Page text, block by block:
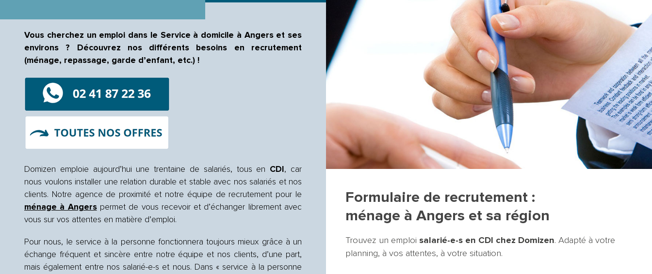
Vous cherchez un emploi dans le Service à domicile à Angers et ses
environs ? Découvrez nos différents besoins en recrutement
(ménage, repassage, garde d’enfant, etc.) !
Domizen emploie aujourd’hui une trentaine de salariés, tous en CDI, car
nous voulons installer une relation durable et stable avec nos salariés et nos
clients. Notre agence de proximité et notre équipe de recrutement pour le
ménage à Angerspermet de vous recevoir et d’échanger librement avec
vous sur vos attentes en matière d’emploi.
Pour nous, le service à la personne fonctionnera toujours mieux grâce à un
échange fréquent et sincère entre notre équipe et nos clients, d’une part,
mais également entre nos salarié-e-s et nous. Dans « service à la personne
Formulaire de recrutement :
ménage à Angers et sa région
Trouvez un emploi salarié-e-s en CDI chez Domizen. Adapté à votre
planning, à vos attentes, à votre situation.